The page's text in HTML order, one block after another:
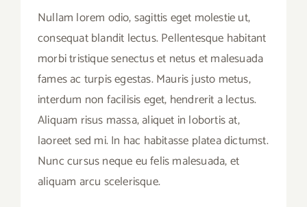
Nullam lorem odio, sagittis eget molestie ut,
consequat blandit lectus. Pellentesque habitant
morbi tristique senectus et netus et malesuada
fames ac turpis egestas. Mauris justo metus,
interdum non facilisis eget, hendrerit a lectus.
Aliquam risus massa, aliquet in lobortis at,
laoreet sed mi. In hac habitasse platea dictumst.
Nunc cursus neque eu felis malesuada, et
aliquam arcu scelerisque.